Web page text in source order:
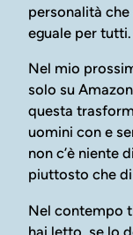
personalità
eguale per tutti.
Nel mio
solo su
questa
uomini con e
non c’è niente
piuttosto che
Nel contempo
hai letto, se lo